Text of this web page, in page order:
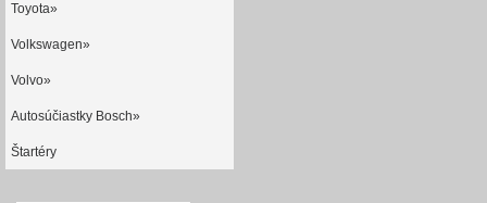
Toyota»
Volkswagen»
Volvo»
Autosúčiastky Bosch»
Štartéry